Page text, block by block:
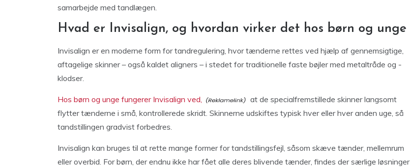
samarbejde med tandlægen.
Hvad er Invisalign, og hvordan virker det hos børn og unge
Invisalign er en moderne form for tandregulering, hvor tænderne rettes ved hjælp af gennemsigtige,
aftagelige skinner – også kaldet aligners – i stedet for traditionelle faste bøjler med metaltråde og -
klodser.
Hos børn og unge fungerer Invisalign ved,
at de specialfremstillede skinner langsomt
flytter tænderne i små, kontrollerede skridt. Skinnerne udskiftes typisk hver eller hver anden uge, så
tandstillingen gradvist forbedres.
Invisalign kan bruges til at rette mange former for tandstillingsfejl, såsom skæve tænder, mellemrum
eller overbid. For børn, der endnu ikke har fået alle deres blivende tænder, findes der særlige løsninger